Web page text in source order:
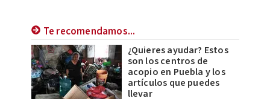
Te recomendamos...
¿Quieres ayudar? Estos
son los centros de
acopio en Puebla y los
artículos que puedes
llevar